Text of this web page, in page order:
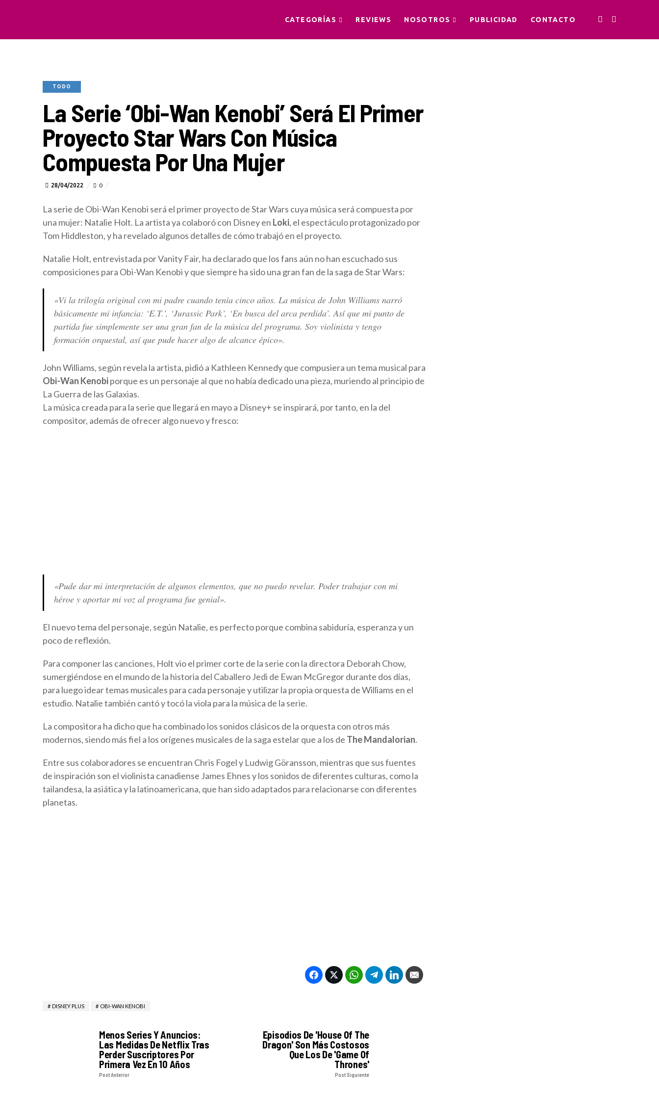
CATEGORÍAS REVIEWS NOSOTROS PUBLICIDAD CONTACTO
TODO
La Serie ‘Obi-Wan Kenobi’ Será El Primer
Proyecto Star Wars Con Música
Compuesta Por Una Mujer
28/04/2022 0
La serie de Obi-Wan Kenobi será el primer proyecto de Star Wars cuya música será compuesta por
una mujer: Natalie Holt. La artista ya colaboró con Disney en Loki, el espectáculo protagonizado por
Tom Hiddleston, y ha revelado algunos detalles de cómo trabajó en el proyecto.
Natalie Holt, entrevistada por Vanity Fair, ha declarado que los fans aún no han escuchado sus
composiciones para Obi-Wan Kenobi y que siempre ha sido una gran fan de la saga de Star Wars:
«Vi la trilogía original con mi padre cuando tenía cinco años. La música de John Williams narró
básicamente mi infancia: ‘E.T.’, ‘Jurassic Park’, ‘En busca del arca perdida’. Así que mi punto de
partida fue simplemente ser una gran fan de la música del programa. Soy violinista y tengo
formación orquestal, así que pude hacer algo de alcance épico».
John Williams, según revela la artista, pidió a Kathleen Kennedy que compusiera un tema musical para
Obi-Wan Kenobiporque es un personaje al que no había dedicado una pieza, muriendo al principio de
La Guerra de las Galaxias.
La música creada para la serie que llegará en mayo a Disney+ se inspirará, por tanto, en la del
compositor, además de ofrecer algo nuevo y fresco:
«Pude dar mi interpretación de algunos elementos, que no puedo revelar. Poder trabajar con mi
héroe y aportar mi voz al programa fue genial».
El nuevo tema del personaje, según Natalie, es perfecto porque combina sabiduría, esperanza y un
poco de reflexión.
Para componer las canciones, Holt vio el primer corte de la serie con la directora Deborah Chow,
sumergiéndose en el mundo de la historia del Caballero Jedi de Ewan McGregor durante dos días,
para luego idear temas musicales para cada personaje y utilizar la propia orquesta de Williams en el
estudio. Natalie también cantó y tocó la viola para la música de la serie.
La compositora ha dicho que ha combinado los sonidos clásicos de la orquesta con otros más
modernos, siendo más fiel a los orígenes musicales de la saga estelar que a los de The Mandalorian.
Entre sus colaboradores se encuentran Chris Fogel y Ludwig Göransson, mientras que sus fuentes
de inspiración son el violinista canadiense James Ehnes y los sonidos de diferentes culturas, como la
tailandesa, la asiática y la latinoamericana, que han sido adaptados para relacionarse con diferentes
planetas.
DISNEY PLUS OBI-WAN KENOBI
Menos Series Y Anuncios:
Las Medidas De Netflix Tras
Perder Suscriptores Por
Primera Vez En 10 Años
Post Anterior
Episodios De 'House Of The
Dragon' Son Más Costosos
Que Los De 'Game Of
Thrones'
Post Siguiente